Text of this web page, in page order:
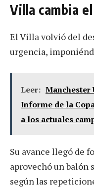
Villa cambia
El Villa volvió del
urgencia,
Leer: Manchester
Informe de la
a los actuales
Su avance llegó de
aprovechó un balón
según las